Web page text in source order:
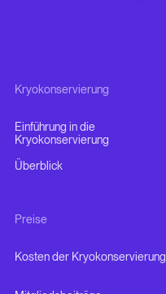
Kryokonservierung
Einführung in die
Kryokonservierung
Überblick
Preise
Kosten der Kryokonservierung